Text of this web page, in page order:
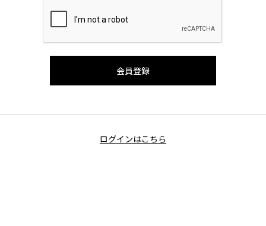
ログインはこちら